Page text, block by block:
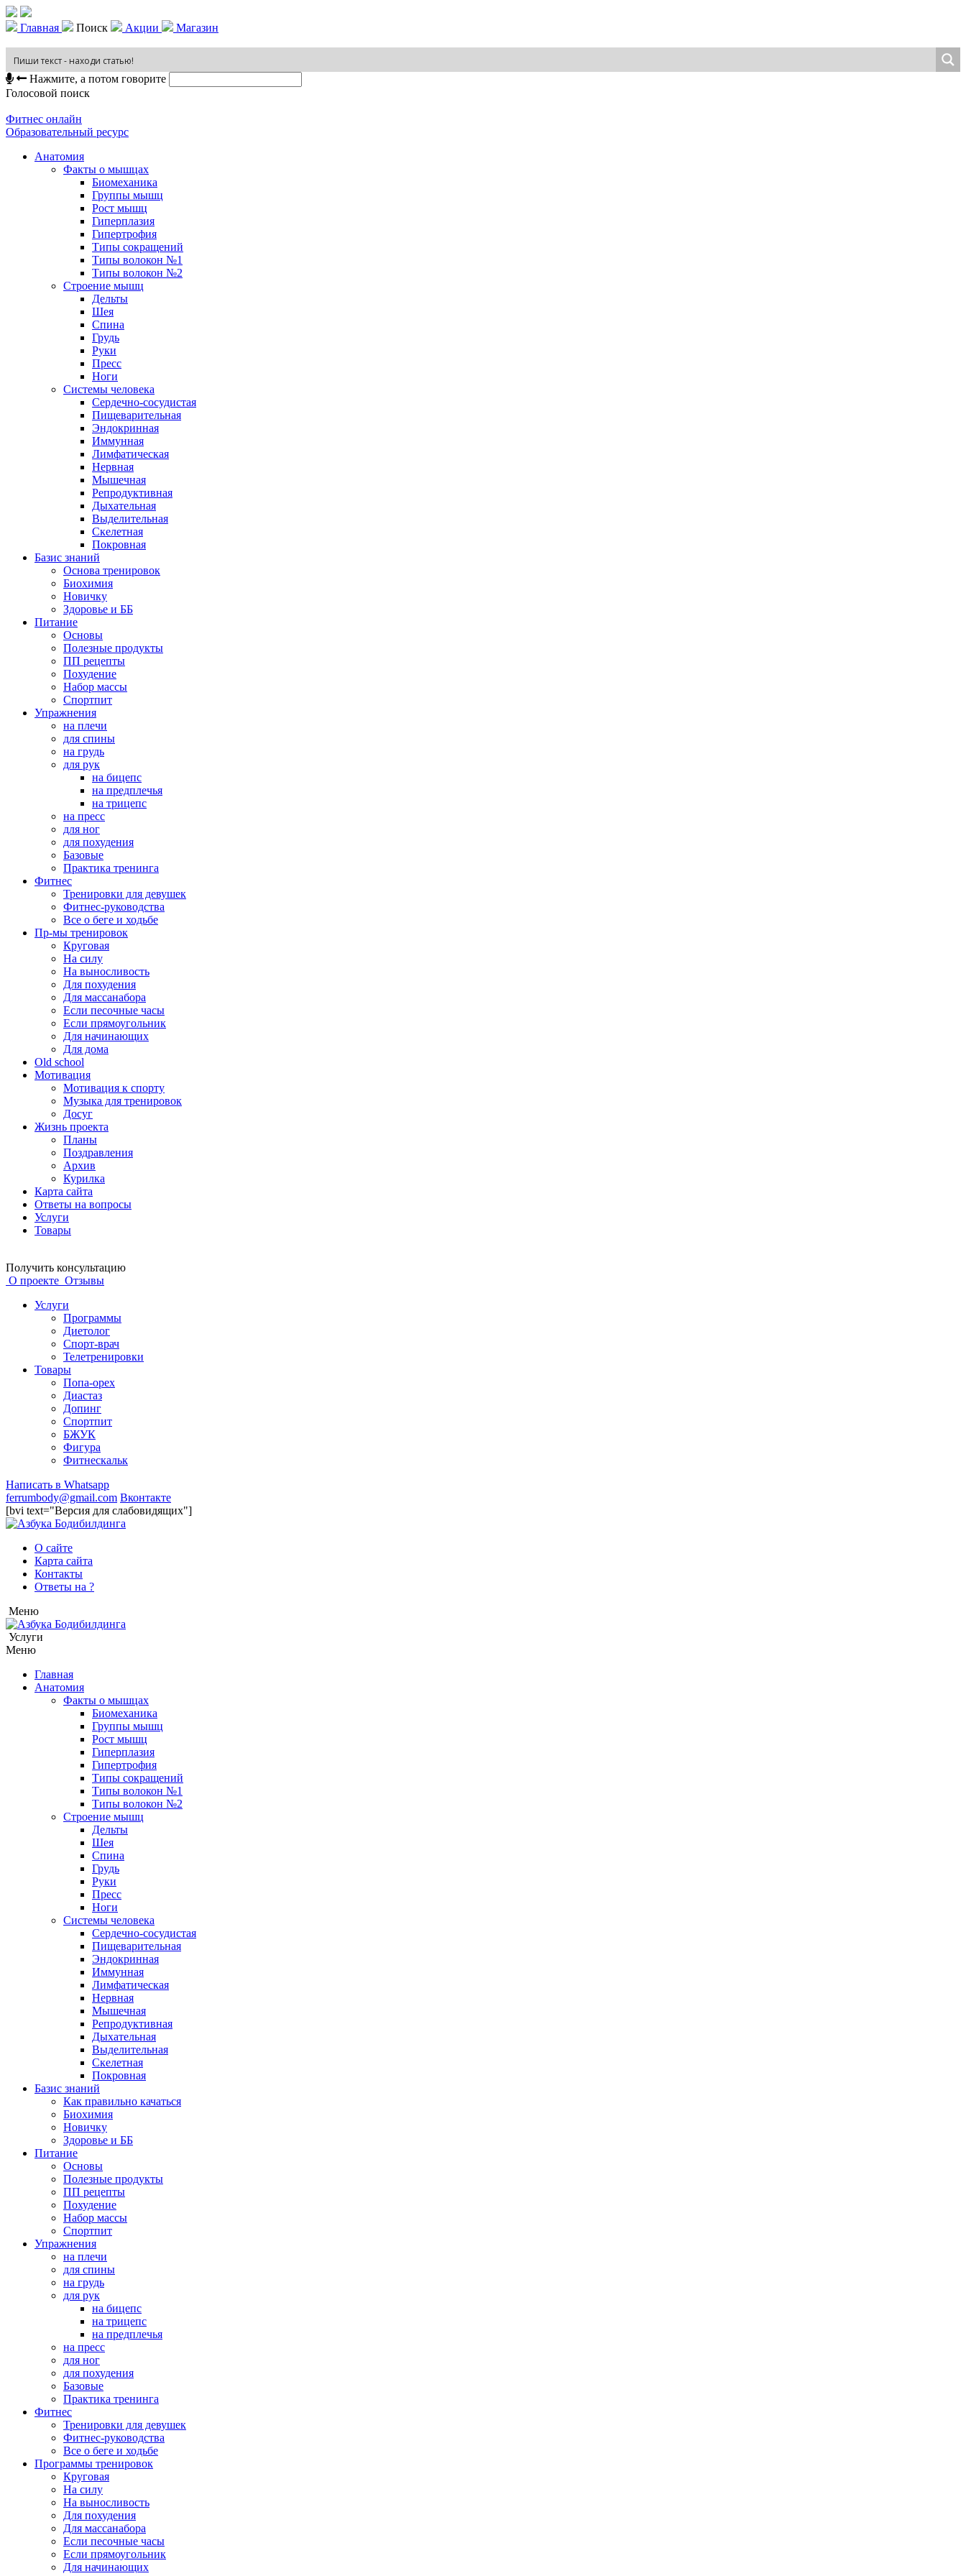
Главная Поиск Акции Магазин
Нажмите, а потом говорите
Голосовой поиск
Фитнес онлайн
Образовательный ресурс
Анатомия
Факты о мышцах
Биомеханика
Группы мышц
Рост мышц
Гиперплазия
Гипертрофия
Типы сокращений
Типы волокон №1
Типы волокон №2
Строение мышц
Дельты
Шея
Спина
Грудь
Руки
Пресс
Ноги
Системы человека
Сердечно-сосудистая
Пищеварительная
Эндокринная
Иммунная
Лимфатическая
Нервная
Мышечная
Репродуктивная
Дыхательная
Выделительная
Скелетная
Покровная
Базис знаний
Основа тренировок
Биохимия
Новичку
Здоровье и ББ
Питание
Основы
Полезные продукты
ПП рецепты
Похудение
Набор массы
Спортпит
Упражнения
на плечи
для спины
на грудь
для рук
на бицепс
на предплечья
на трицепс
на пресс
для ног
для похудения
Базовые
Практика тренинга
Фитнес
Тренировки для девушек
Фитнес-руководства
Все о беге и ходьбе
Пр-мы тренировок
Круговая
На силу
На выносливость
Для похудения
Для массанабора
Если песочные часы
Если прямоугольник
Для начинающих
Для дома
Old school
Мотивация
Мотивация к спорту
Музыка для тренировок
Досуг
Жизнь проекта
Планы
Поздравления
Архив
Курилка
Карта сайта
Ответы на вопросы
Услуги
Товары
Получить консультацию
О проекте Отзывы
Услуги
Программы
Диетолог
Спорт-врач
Телетренировки
Товары
Попа-орех
Диастаз
Допинг
Спортпит
БЖУК
Фигура
Фитнескальк
Написать в Whatsapp
ferrumbody@gmail.com Вконтакте
[bvi text="Версия для слабовидящих"]
О сайте
Карта сайта
Контакты
Ответы на ?
Меню
Услуги
Меню
Главная
Анатомия
Факты о мышцах
Биомеханика
Группы мышц
Рост мышц
Гиперплазия
Гипертрофия
Типы сокращений
Типы волокон №1
Типы волокон №2
Строение мышц
Дельты
Шея
Спина
Грудь
Руки
Пресс
Ноги
Системы человека
Сердечно-сосудистая
Пищеварительная
Эндокринная
Иммунная
Лимфатическая
Нервная
Мышечная
Репродуктивная
Дыхательная
Выделительная
Скелетная
Покровная
Базис знаний
Как правильно качаться
Биохимия
Новичку
Здоровье и ББ
Питание
Основы
Полезные продукты
ПП рецепты
Похудение
Набор массы
Спортпит
Упражнения
на плечи
для спины
на грудь
для рук
на бицепс
на трицепс
на предплечья
на пресс
для ног
для похудения
Базовые
Практика тренинга
Фитнес
Тренировки для девушек
Фитнес-руководства
Все о беге и ходьбе
Программы тренировок
Круговая
На силу
На выносливость
Для похудения
Для массанабора
Если песочные часы
Если прямоугольник
Для начинающих